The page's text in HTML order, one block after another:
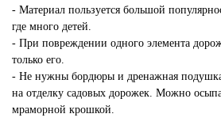
- Материал пользуется большой
где много детей.
- При повреждении одного элемента
только его.
- Не нужны бордюры и дренажная
на отделку садовых дорожек. Можно
мраморной крошкой.